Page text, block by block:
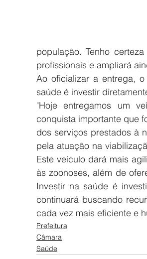
população. Tenho
profissionais e ampliará
Ao oficializar a entrega,
saúde é investir
"Hoje entregamos um
conquista importante que
dos serviços prestados à
pela atuação na
Este veículo dará mais
às zoonoses, além de
Investir na saúde é
continuará buscando
cada vez mais eficiente e
Prefeitura
Câmara
Saúde